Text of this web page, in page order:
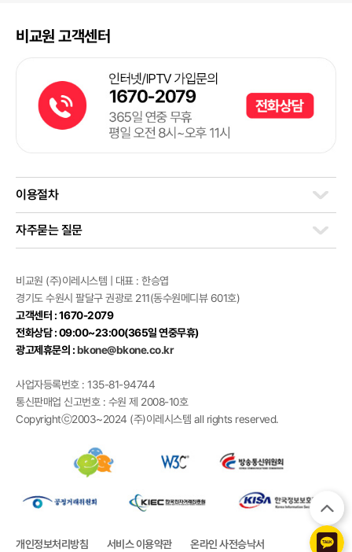
비교원 고객센터
이용절차
자주묻는 질문
비교원 (주)이레시스템 | 대표 : 한승엽
경기도 수원시 팔달구 권광로 211(동수원메디뷰 601호)
고객센터 : 1670-2079
전화상담 : 09:00~23:00(365일 연중무휴)
광고제휴문의 :bkone@bkone.co.kr
사업자등록번호 : 135-81-94744
통신판매업 신고번호 : 수원 제 2008-10호
Copyrightⓒ2003~2024 (주)이레시스템 all rights reserved.
개인정보처리방침 서비스 이용약관 온라인 사전승낙서